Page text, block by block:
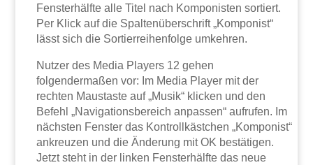
Fensterhälfte alle Titel nach Komponisten sortiert.
Per Klick auf die Spaltenüberschrift „Komponist“
lässt sich die Sortierreihenfolge umkehren.
Nutzer des Media Players 12 gehen
folgendermaßen vor: Im Media Player mit der
rechten Maustaste auf „Musik“ klicken und den
Befehl „Navigationsbereich anpassen“ aufrufen. Im
nächsten Fenster das Kontrollkästchen „Komponist“
ankreuzen und die Änderung mit OK bestätigen.
Jetzt steht in der linken Fensterhälfte das neue